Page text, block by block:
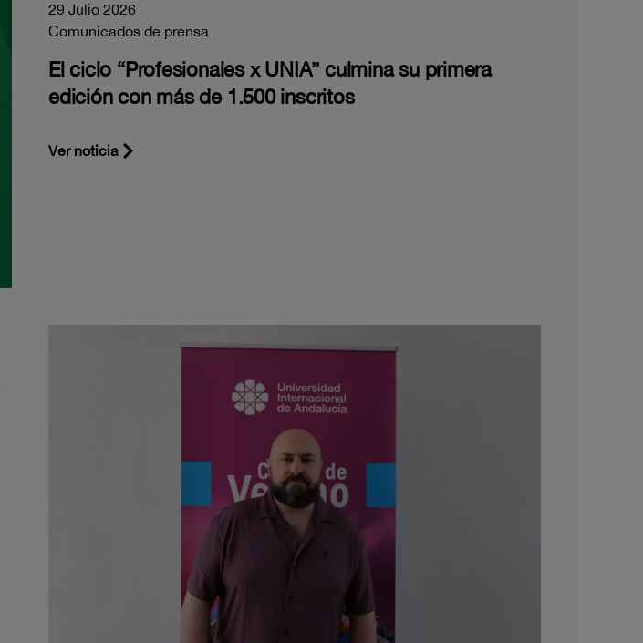
29 Julio 2026
Comunicados de prensa
El ciclo “Profesionales x UNIA” culmina su primera
edición con más de 1.500 inscritos
Ver noticia